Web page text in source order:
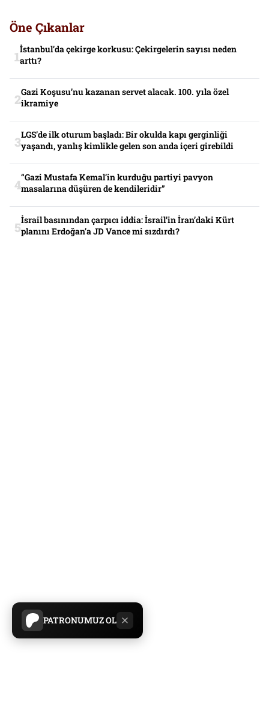
PATRONUMUZ OL
Öne Çıkanlar
İstanbul’da çekirge korkusu: Çekirgelerin sayısı neden
arttı?
Gazi Koşusu’nu kazanan servet alacak. 100. yıla özel
ikramiye
LGS’de ilk oturum başladı: Bir okulda kapı gerginliği
yaşandı, yanlış kimlikle gelen son anda içeri girebildi
“Gazi Mustafa Kemal’in kurduğu partiyi pavyon
masalarına düşüren de kendileridir”
İsrail basınından çarpıcı iddia: İsrail’in İran’daki Kürt
planını Erdoğan’a JD Vance mi sızdırdı?